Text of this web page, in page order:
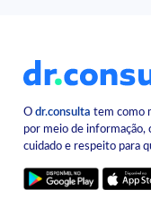
Odr.consulta tem como
por meio de informação,
cuidado e respeito para